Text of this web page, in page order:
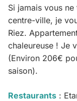
Si jamais vous
centre-ville, je
Riez.
chaleureuse ! Je
(Environ 206€
saison).
Restaurants :